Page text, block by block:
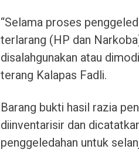
“Selama proses
terlarang (HP dan
disalahgunakan atau
terang Kalapas Fadli.
Barang bukti hasil razia
diinventarisir dan
penggeledahan untuk